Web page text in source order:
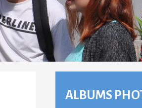
ALBUMS